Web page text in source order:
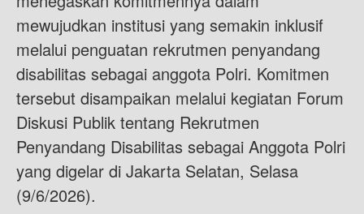
mewujudkan institusi yang semakin inklusif
melalui penguatan rekrutmen penyandang
disabilitas sebagai anggota Polri. Komitmen
tersebut disampaikan melalui kegiatan Forum
Diskusi Publik tentang Rekrutmen
Penyandang Disabilitas sebagai Anggota Polri
yang digelar di Jakarta Selatan, Selasa
(9/6/2026).